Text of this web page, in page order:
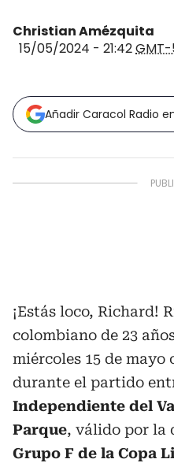
Christian Amézquita
15/05/2024 - 21:42
Añadir Caracol Radio
¡Estás loco, Richard!
colombiano de 23
miércoles 15 de mayo
durante el partido
Independiente del
Parque, válido por la
Grupo F de la Copa